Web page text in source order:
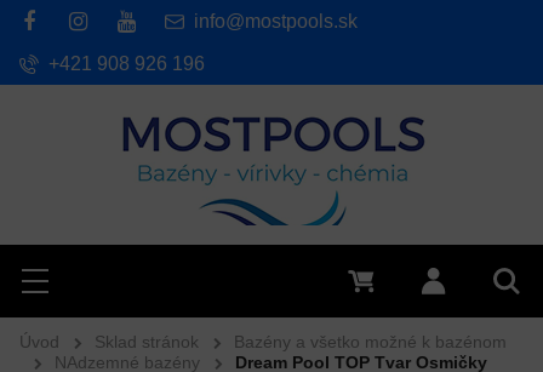
Hľadať
Menu Prihlásiť
info@mostpools.sk
+421 908 926 196
Úvod Sklad stránok
Bazény a všetko možné k bazénom
NAdzemné bazény
Dream Pool TOP Tvar Osmičky